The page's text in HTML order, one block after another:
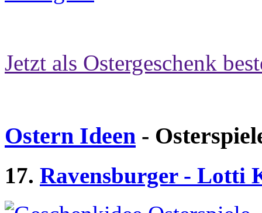
Jetzt als Ostergeschenk
Ostern Ideen -
17. Ravensburger - Lotti